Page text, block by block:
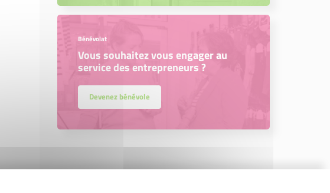
Bénévolat
Vous souhaitez vous engager au
service des entrepreneurs ?
Devenez bénévole